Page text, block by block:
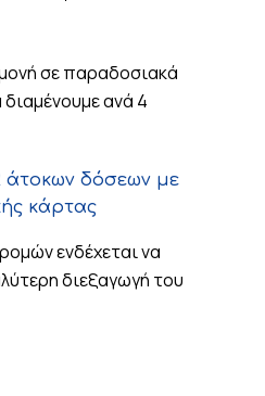
σε παραδοσιακά
ανά 4
άτοκων δόσεων με
κάρτας
ενδέχεται να
διεξαγωγή του